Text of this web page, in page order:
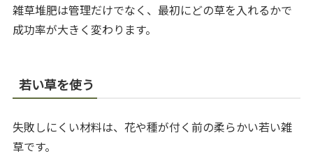
雑草堆肥は管理だけでなく、最初にどの草を入れるかで
成功率が大きく変わります。
若い草を使う
失敗しにくい材料は、花や種が付く前の柔らかい若い雑
草です。